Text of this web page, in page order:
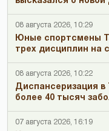
08 августа 2026, 10:29
Юные спортсмены
трех дисциплин на
08 августа 2026, 10:22
Диспансеризация в
более 40 тысяч
07 августа 2026, 16:19